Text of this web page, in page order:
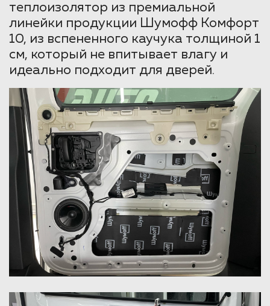
теплоизолятор из премиальной
линейки продукции Шумофф Комфорт
10, из вспененного каучука толщиной 1
см, который не впитывает влагу и
идеально подходит для дверей.